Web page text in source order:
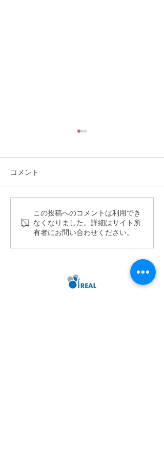
今どんなマンションを買
うべきか？中古マンショ
ン注意点
コメント
この投稿へのコメントは利用でき
なくなりました。詳細はサイト所
有者にお問い合わせください。